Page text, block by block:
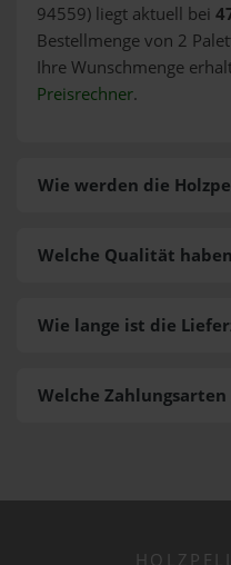
94559) liegt aktuell bei
Bestellmenge von 2
Ihre Wunschmenge
Preisrechner.
Wie werden die
Welche Zahlungsarten
Welche Qualität
Wie lange ist die